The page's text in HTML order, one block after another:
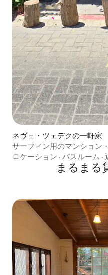
ネヴェ・ツェデクの一軒家
サーフィン用のマンション
ロケーション · バスルーム ·
まるまる